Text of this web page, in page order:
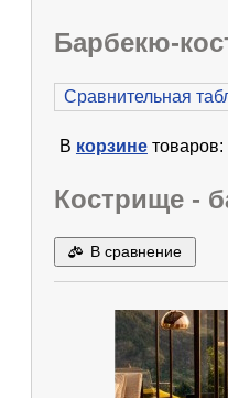
Барбекю-
Сравнительная
В корзинетоваров:
Кострище -
В сравнение